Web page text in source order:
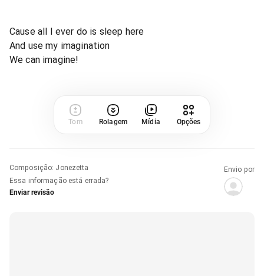
Cause all I ever do is sleep here
And use my imagination
We can imagine!
Tom Rolagem Mídia Opções
Composição: Jonezetta
Essa informação está errada?
Enviar revisão
Envio por